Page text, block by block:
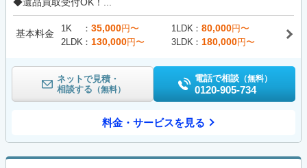
基本料金 1K 35,000円〜 1LDK 80,000円〜
2LDK
130,000円〜 3LDK 180,000円〜
ネットで見積・
相談する （無料）
電話で相談 （無料）
0120-905-734
料金・サービスを見る